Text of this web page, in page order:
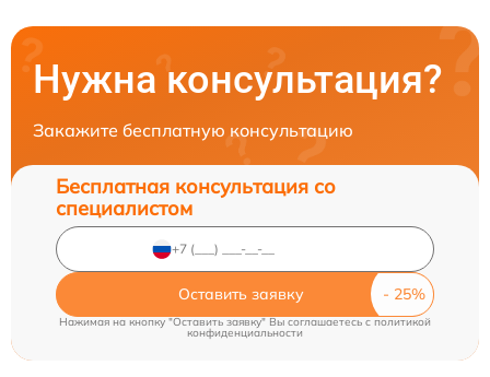
Нужна консультация?
Закажите бесплатную консультацию
Бесплатная консультация со
специалистом
Оставить заявку
Нажимая на кнопку "Оставить заявку" Вы соглашаетесь cполитикой
конфиденциальности